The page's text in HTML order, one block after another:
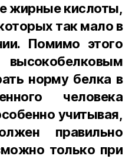
жирные кислоты,
так мало в
Помимо этого
норму белка в
человека
учитывая,
правильно
только при